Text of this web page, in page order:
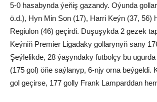
5-0 hasabynda ýeňiş gazandy. Oýunda
ö.d.), Hyn Min Son (17), Harri Keýn (37, 56)
Regiulon (46) geçirdi. Duşuşykda 2 gezek
Keýniň Premier Ligadaky gollarynyň sany
Şeýlelikde, 28 ýaşyndaky futbolçy bu ugurda
(175 gol) öňe saýlanyp, 6-njy orna beýgeldi.
gol geçirse, 177 golly Frank Lamparddan